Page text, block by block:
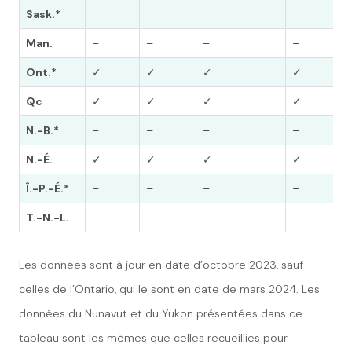
Sask.*
Man. – – – –
Ont.* ✓ ✓ ✓ ✓
Qc ✓ ✓ ✓ ✓
N.-B.* – – – –
N.-É. ✓ ✓ ✓ ✓
Î.-P.-É.* – – – –
T.-N.-L. – – – –
Les données sont à jour en date d’octobre 2023, sauf
celles de l’Ontario, qui le sont en date de mars 2024. Les
données du Nunavut et du Yukon présentées dans ce
tableau sont les mêmes que celles recueillies pour